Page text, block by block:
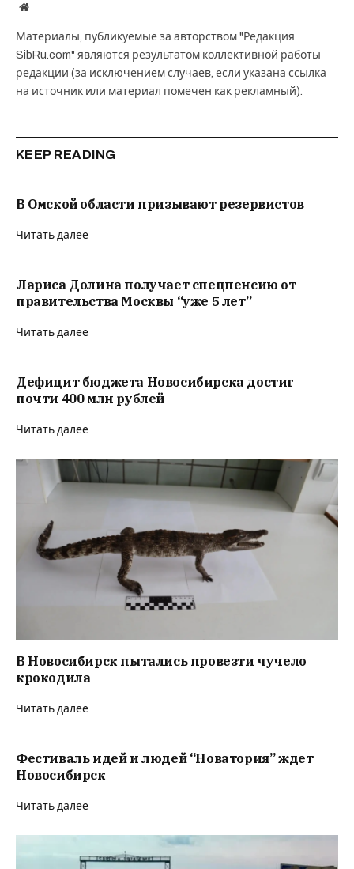
Website
Материалы, публикуемые за авторством "Редакция
SibRu.com" являются результатом коллективной работы
редакции (за исключением случаев, если указана ссылка
на источник или материал помечен как рекламный).
KEEP READING
В Омской области призывают резервистов
Читать далее
Лариса Долина получает спецпенсию от
правительства Москвы “уже 5 лет”
Читать далее
Дефицит бюджета Новосибирска достиг
почти 400 млн рублей
Читать далее
В Новосибирск пытались провезти чучело
крокодила
Читать далее
Фестиваль идей и людей “Новатория” ждет
Новосибирск
Читать далее